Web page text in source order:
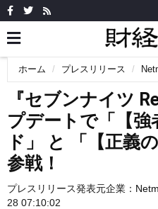
ホーム プレスリリース
『セブンナイツ
プデートで「【
ド」 と 「【正義
参戦！
プレスリリース発表元企業：
28 07:10:02